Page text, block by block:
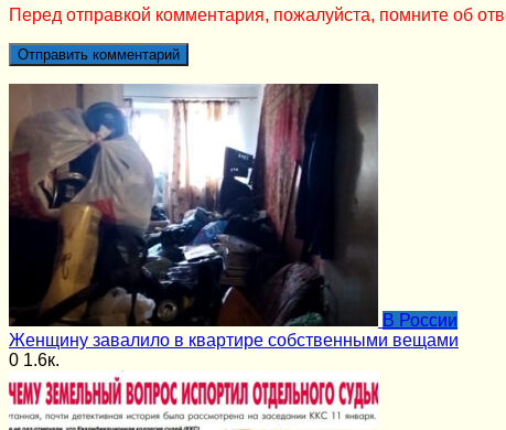
Перед отправкой комментария, пожалуйста, помните об
В России
Женщину завалило в квартире собственными вещами
0 1.6к.